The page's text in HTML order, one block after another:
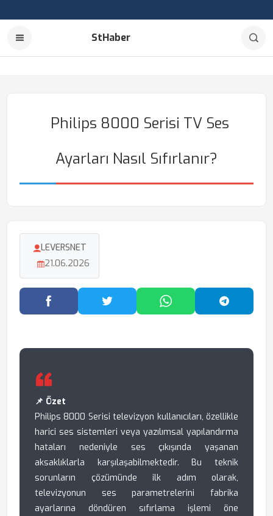
StHaber
Philips 8000 Serisi TV Ses
Ayarları Nasıl Sıfırlanır?
LEVERSNET
21.06.2026
Facebook'ta PaylaşTwitter'da PaylaşWhatsApp'ta Paylaş
📌 Özet
Philips 8000 Serisi televizyon kullanıcıları, özellikle
harici ses sistemleri veya yazılımsal yapılandırma
hataları nedeniyle ses çıkışında yaşanan
aksaklıklarla karşılaşabilmektedir. Bu teknik
sorunların çözümünde ilk adım olarak,
televizyonun ses parametrelerini fabrika
ayarlarına döndüren sıfırlama işlemi öne